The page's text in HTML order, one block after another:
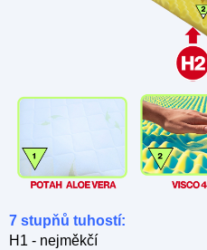
7 stupňů tuhostí:
H1 - nejměkčí